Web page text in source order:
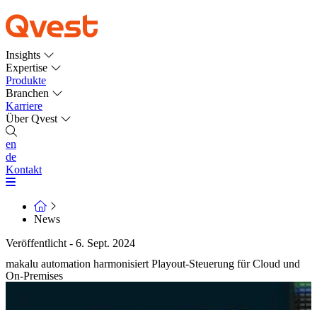
Insights
Expertise
Produkte
Branchen
Karriere
Über Qvest
en
de
Kontakt
News
Veröffentlicht - 6. Sept. 2024
makalu automation harmonisiert Playout-Steuerung für Cloud und
On-Premises